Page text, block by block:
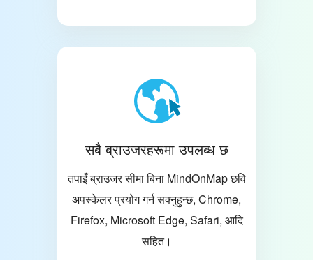
सबै ब्राउजरहरूमा उपलब्ध छ
तपाइँ ब्राउजर सीमा बिना MindOnMap छवि
अपस्केलर प्रयोग गर्न सक्नुहुन्छ, Chrome,
Firefox, Microsoft Edge, Safari, आदि
सहित।